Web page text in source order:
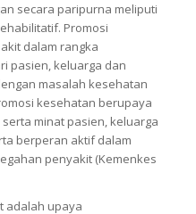
secara paripurna meliputi
Promosi
dalam rangka
pasien, keluarga dan
masalah kesehatan
kesehatan berupaya
minat pasien, keluarga
berperan aktif dalam
penyakit (Kemenkes
adalah upaya